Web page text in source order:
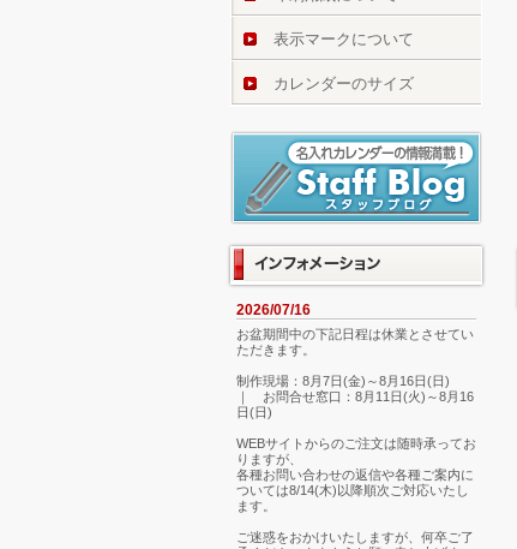
表示マークについて
カレンダーのサイズ
2026/07/16
お盆期間中の下記日程は休業とさせてい
ただきます。
制作現場：8月7日(金)～8月16日(日)
｜ お問合せ窓口：8月11日(火)～8月16
日(日)
WEBサイトからのご注文は随時承ってお
りますが、
各種お問い合わせの返信や各種ご案内に
ついては8/14(木)以降順次ご対応いたし
ます。
ご迷惑をおかけいたしますが、何卒ご了